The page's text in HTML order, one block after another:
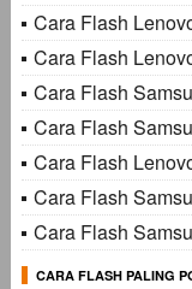
Cara Flash
Cara Flash
Cara Flash
Cara Flash
Cara Flash
Cara Flash
Cara Flash
CARA FLASH PALING